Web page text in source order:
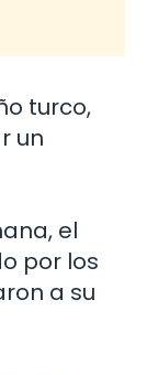
turco,
un
el
por los
a su